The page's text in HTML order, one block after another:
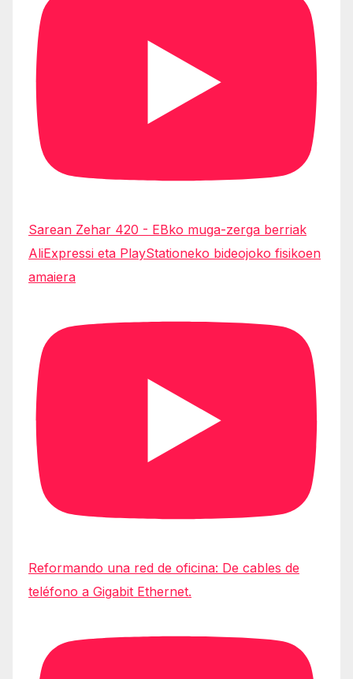
Sarean Zehar 420 - EBko muga-zerga berriak
AliExpressi eta PlayStationeko bideojoko fisikoen
amaiera
Reformando una red de oficina: De cables de
teléfono a Gigabit Ethernet.